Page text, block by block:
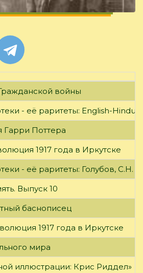
войны
- её раритеты: English-
Поттера
1917 года в Иркутске
- её раритеты: Голубов, С.Н.
Выпуск 10
баснописец
1917 года в Иркутске
мира
иллюстрации: Крис Риддел»